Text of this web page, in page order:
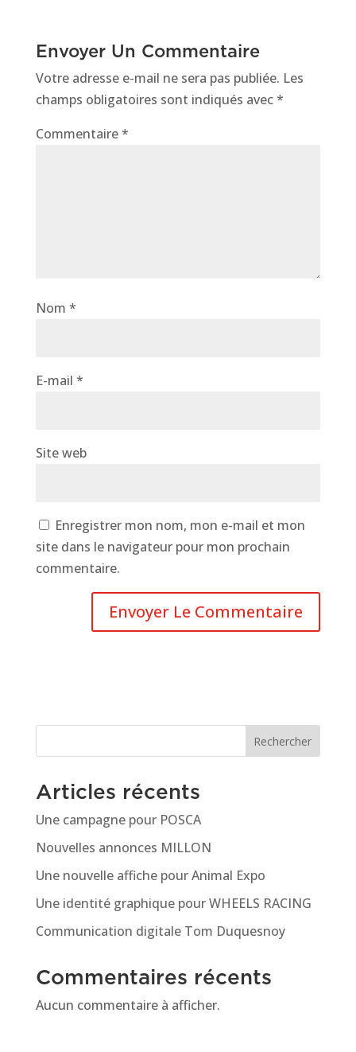
Envoyer Un Commentaire
Votre adresse e-mail ne sera pas publiée. Les
champs obligatoires sont indiqués avec*
Commentaire*
Nom *
E-mail *
Site web
Enregistrer mon nom, mon e-mail et mon
site dans le navigateur pour mon prochain
commentaire.
Rechercher
Articles récents
Une campagne pour POSCA
Nouvelles annonces MILLON
Une nouvelle affiche pour Animal Expo
Une identité graphique pour WHEELS RACING
Communication digitale Tom Duquesnoy
Commentaires récents
Aucun commentaire à afficher.